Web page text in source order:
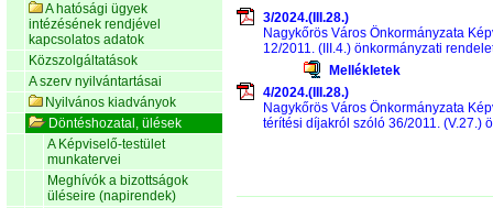
A hatósági ügyek
intézésének rendjével
kapcsolatos adatok
Közszolgáltatások
A szerv nyilvántartásai
Nyilvános kiadványok
Döntéshozatal, ülések
A Képviselő-testület
munkatervei
Meghívók a bizottságok
üléseire (napirendek)
3/2024.(III.28.)
Nagykőrös Város Önkormányzata
12/2011. (III.4.) önkormányzati
Mellékletek
4/2024.(III.28.)
Nagykőrös Város Önkormányzata
térítési díjakról szóló 36/2011. (V.27.)